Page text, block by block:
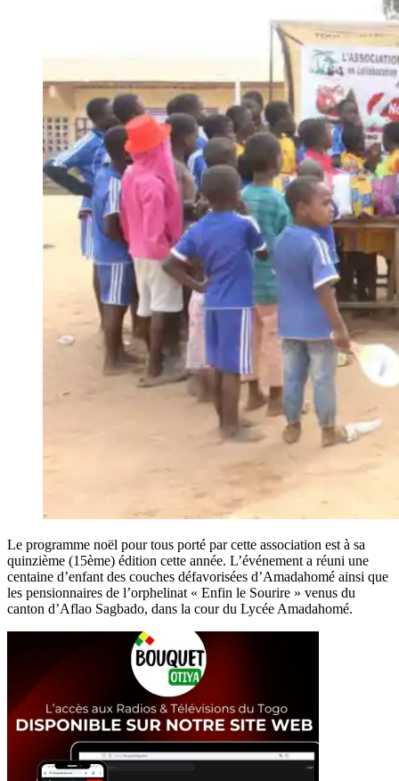
Le programme noël pour tous porté par cette association est à sa
quinzième (15ème) édition cette année. L’événement a réuni une
centaine d’enfant des couches défavorisées d’Amadahomé ainsi que
les pensionnaires de l’orphelinat « Enfin le Sourire » venus du
canton d’Aflao Sagbado, dans la cour du Lycée Amadahomé.